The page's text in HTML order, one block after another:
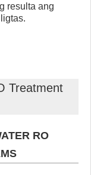
resulta ang
Treatment
RO